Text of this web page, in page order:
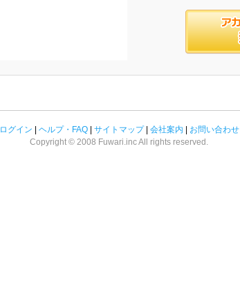
ログイン ヘルプ・FAQ| サイトマップ| 会社案内
お問い合わせ
Copyright © 2008 Fuwari.inc All rights reserved.